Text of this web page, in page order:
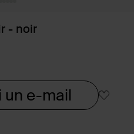
- noir
un e-mail